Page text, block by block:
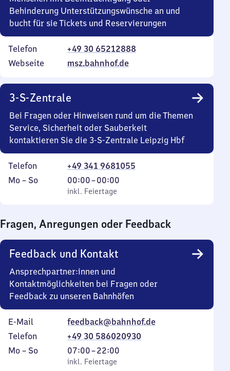
Behinderung Unterstützungswünsche an und
bucht für sie Tickets und Reservierungen
Telefon
+49 30 65212888
Webseite
msz.bahnhof.de
3-S-Zentrale
Bei Fragen oder Hinweisen rund um die Themen
Service, Sicherheit oder Sauberkeit
kontaktieren Sie die 3-S-Zentrale Leipzig Hbf
Telefon
+49 341 9681055
Montag
Mo – So,
inkl. Feiertage
00:00–00:00
Von
0
0
Uhr
inkl. Feiertage
Fragen, Anregungen oder Feedback
Feedback und Kontakt
Ansprechpartner:innen und
Kontaktmöglichkeiten bei Fragen oder
Feedback zu unseren Bahnhöfen
E-Mail
feedback@bahnhof.de
Telefon
+49 30 586020930
Montag
Mo – So,
inkl. Feiertage
07:00–22:00
Von
7
inkl. Feiertage